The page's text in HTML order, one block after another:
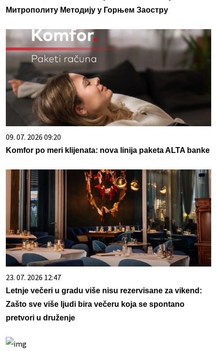
Митрополиту Методију у Горњем Заостру
09. 07. 2026 09:20
Komfor po meri klijenata: nova linija paketa ALTA banke
23. 07. 2026 12:47
Letnje večeri u gradu više nisu rezervisane za vikend:
Zašto sve više ljudi bira večeru koja se spontano
pretvori u druženje